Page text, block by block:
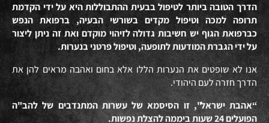
הדרך הטובה ביותר לטיפול בבעית ההתבוללות היא על ידי הקדמת
תרופה למכה וטיפול מקדים בשורשי הבעיה, ברפואת הנפש
כברפואת הגוף יש חשיבות גדולה לזיהוי מוקדם ואת זה ניתן ליצור
על ידי הגברת המודעות לתופעה, וטיפול פרטני בנערות.
אנו לא שופטים את הנערות הללו אלא בחום ואהבה מראים להן את
הדרך חזרה לעם היהודי.
“אהבת ישראל", זו הסיסמא של עשרות המתנדבים של להב"ה
הפועלים 24 שעות ביממה להצלת נפשות.